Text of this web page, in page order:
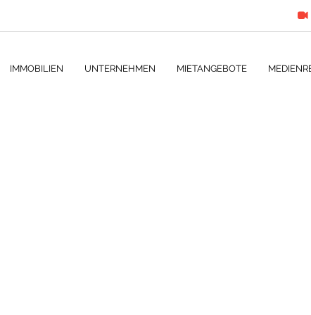
IMMOBILIEN UNTERNEHMEN MIETANGEBOTE